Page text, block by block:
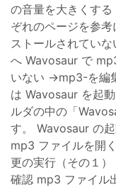
の音量を大きくす
ぞれのページを参
ストールされてい
へ Wavosaur で
いない →mp3-を編
は Wavosaur を起
ルダの中の「
す。 Wavosaur の
mp3 ファイルを開
更の実行（その１
確認 mp3 ファイル